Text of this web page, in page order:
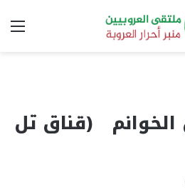
(قناق تل